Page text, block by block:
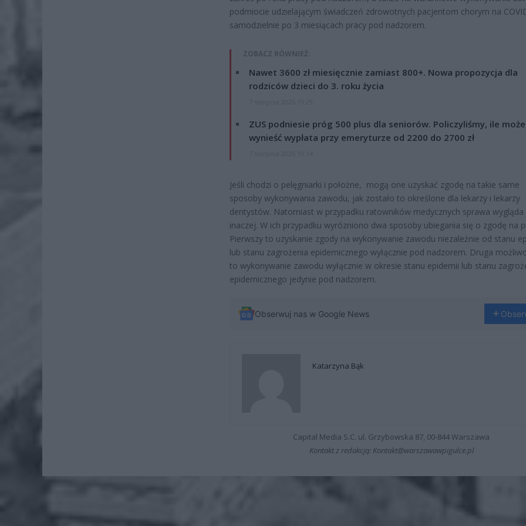
podmiocie udzielającym świadczeń zdrowotnych pacjentom chorym na
samodzielnie po 3 miesiącach pracy pod nadzorem.
ZOBACZ RÓWNIEŻ:
Nawet 3600 zł miesięcznie zamiast 800+. Nowa propozycja dla
rodziców dzieci do 3. roku życia
ZUS podniesie próg 500 plus dla seniorów. Policzyliśmy, ile może
wynieść wypłata przy emeryturze od 2200 do 2700 zł
Jeśli chodzi o pelęgniarki i położne, mogą one uzyskać zgodę na takie same
sposoby wykonywania zawodu, jak zostało to określone dla lekarzy i lekarzy
dentystów. Natomiast w przypadku ratowników medycznych sprawa wygląda
inaczej. W ich przypadku wyrózniono dwa sposoby ubiegania się o zgodę na
Pierwszy to uzyskanie zgody na wykonywanie zawodu niezależnie od stanu
lub stanu zagrożenia epidemicznego wyłącznie pod nadzorem. Druga
to wykonywanie zawodu wyłącznie w okresie stanu epidemii lub stanu
epidemicznego jedynie pod nadzorem.
Obserwuj nas w Google News
Katarzyna Bąk
Capital Media S.C. ul. Grzybowska 87, 00-844 Warszawa
Kontakt z redakcją: Kontakt@warszawawpigulce.pl